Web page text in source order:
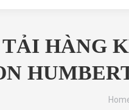
HÀNG
You